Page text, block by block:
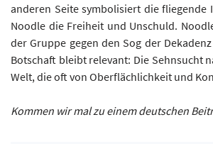
anderen Seite symbolisiert die fliegende
Noodle die Freiheit und Unschuld.
der Gruppe gegen den Sog der
Botschaft bleibt relevant: Die Sehnsucht
Welt, die oft von Oberflächlichkeit und
Kommen wir mal zu einem deutschen